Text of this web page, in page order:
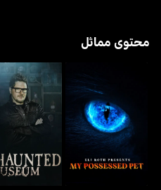
محتوى مماثل
إيلي روث يقدم: حيواني
الأليف الممسوس
ذا هانتد ميوزيوم